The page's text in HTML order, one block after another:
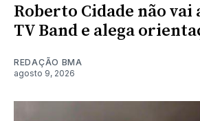
Roberto Cidade não vai
TV Band e alega
REDAÇÃO BMA
agosto 9, 2026